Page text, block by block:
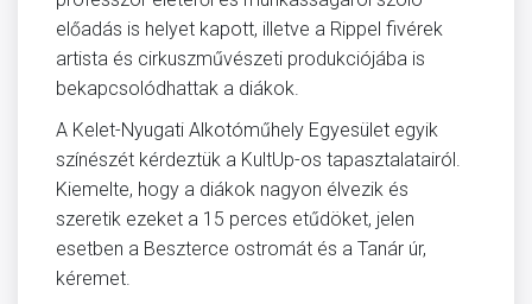
előadás is helyet kapott, illetve a Rippel fivérek
artista és cirkuszművészeti produkciójába is
bekapcsolódhattak a diákok.
A Kelet-Nyugati Alkotóműhely Egyesület egyik
színészét kérdeztük a KultUp-os tapasztalatairól.
Kiemelte, hogy a diákok nagyon élvezik és
szeretik ezeket a 15 perces etűdöket, jelen
esetben a Beszterce ostromát és a Tanár úr,
kéremet.